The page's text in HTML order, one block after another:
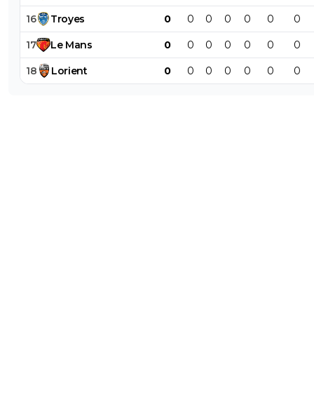
16 Troyes 0 0 0 0 0 0 0
17 Le Mans 0 0 0 0 0 0 0
18 Lorient 0 0 0 0 0 0 0